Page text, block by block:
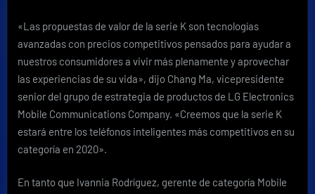
«Las propuestas de valor de la serie K son tecnologías
avanzadas con precios competitivos pensados para ayudar a
nuestros consumidores a vivir más plenamente y aprovechar
las experiencias de su vida», dijo Chang Ma, vicepresidente
senior del grupo de estrategia de productos de LG Electronics
Mobile Communications Company. «Creemos que la serie K
estará entre los teléfonos inteligentes más competitivos en su
categoría en 2020».
En tanto que Ivannia Rodríguez, gerente de categoría Mobile